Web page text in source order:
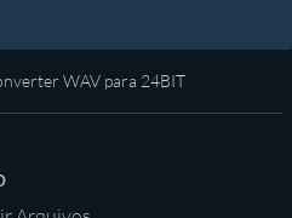
WAV para 24BIT